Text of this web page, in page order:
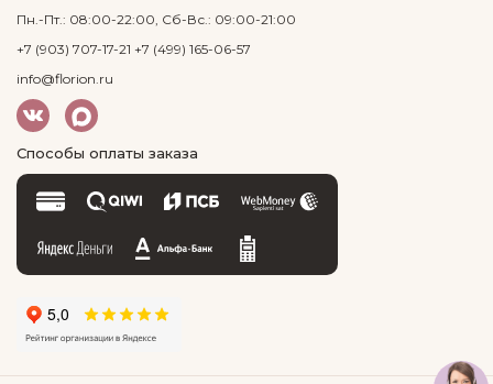
Пн.-Пт.: 08:00-22:00, Сб-Вс.: 09:00-21:00
+7 (903) 707-17-21 +7 (499) 165-06-57
info@florion.ru
Способы оплаты заказа